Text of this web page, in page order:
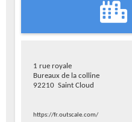
1 rue royale
Bureaux de la colline
92210 Saint Cloud
https://fr.outscale.com/